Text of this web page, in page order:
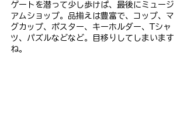
ゲートを潜って少し歩けば、最後にミュージ
アムショップ。品揃えは豊富で、コップ、マ
グカップ、ポスター、キーホルダー、Tシャ
ツ、パズルなどなど。目移りしてしまいます
ね。